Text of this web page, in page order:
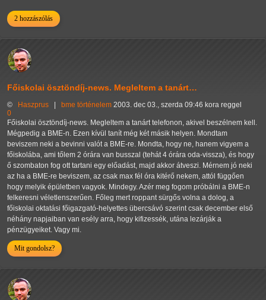
2 hozzászólás
Főiskolai ösztöndíj-news. Megleltem a tanárt…
© Haszprus | bme történelem 2003. dec 03., szerda 09:46 kora reggel
0
Főiskolai ösztöndíj-news. Megleltem a tanárt telefonon, akivel beszélnem kell.
Mégpedig a BME-n. Ezen kívül tanít még két másik helyen. Mondtam
beviszem neki a bevinni valót a BME-re. Mondta, hogy ne, hanem vigyem a
főiskolába, ami tőlem 2 órára van busszal (tehát 4 órára oda-vissza), és hogy
ő szombaton fog ott tartani egy előadást, majd akkor átveszi. Mérnem jó neki
az ha a BME-re beviszem, az csak max fél óra kitérő nekem, attól függően
hogy melyik épületben vagyok. Mindegy. Azér meg fogom próbálni a BME-n
felkeresni véletlenszerűen. Főleg mert roppant sürgős volna a dolog, a
főiskolai oktatási főigazgató-helyettes übercsávó szerint csak december első
néhány napjaiban van esély arra, hogy kifizessék, utána lezárják a
pénzügyeiket. Vagy mi.
Mit gondolsz?